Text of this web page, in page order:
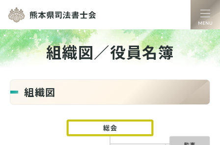
熊本県司法書士
組織図／役員名簿
組織図